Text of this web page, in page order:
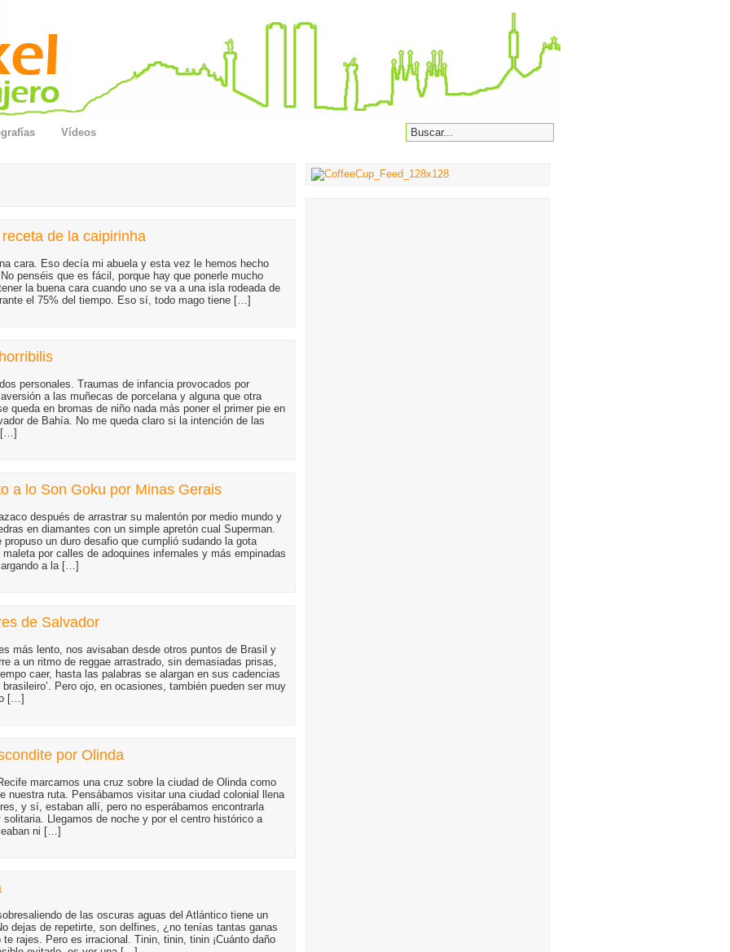
Vídeos
de la caipirinha
cara. Eso decía mi abuela y esta vez le hemos hecho
penséis que es fácil, porque hay que ponerle mucho
la buena cara cuando uno se va a una isla rodeada de
el 75% del tiempo. Eso sí, todo mago tiene […]
personales. Traumas de infancia provocados por
a las muñecas de porcelana y alguna que otra
queda en bromas de niño nada más poner el primer pie en
de Bahía. No me queda claro si la intención de las
[…]
a lo Son Goku por Minas Gerais
después de arrastrar su malentón por medio mundo y
en diamantes con un simple apretón cual Superman.
propuso un duro desafio que cumplió sudando la gota
por calles de adoquines infernales y más empinadas
a la […]
de Salvador
más lento, nos avisaban desde otros puntos de Brasil y
a un ritmo de reggae arrastrado, sin demasiadas prisas,
caer, hasta las palabras se alargan en sus cadencias
brasileiro’. Pero ojo, en ocasiones, también pueden ser muy
[…]
por Olinda
marcamos una cruz sobre la ciudad de Olinda como
nuestra ruta. Pensábamos visitar una ciudad colonial llena
y sí, estaban allí, pero no esperábamos encontrarla
solitaria. Llegamos de noche y por el centro histórico a
ni […]
de las oscuras aguas del Atlántico tiene un
dejas de repetirte, son delfines, ¿no tenías tantas ganas
rajes. Pero es irracional. Tinin, tinin, tinin ¡Cuánto daño